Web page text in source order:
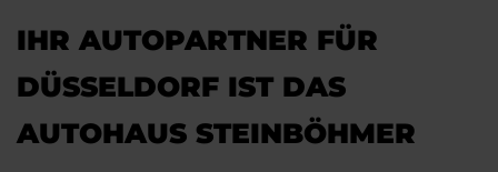
IHR AUTOPARTNER FÜR
DÜSSELDORF IST DAS
AUTOHAUS STEINBÖHMER